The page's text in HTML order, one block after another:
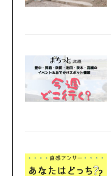
ちご狩りの前後に立ち寄
しのもり」のとなりには、 すべり台やシーソーなどがある
節の植物を眺めるだけでも楽しい
にもぜひ訪れてみてくださいね。 ▼「
5」のインスタグラムはこちら！ この投稿を